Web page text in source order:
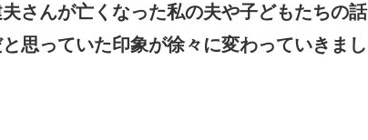
さんが亡くなった私の夫や子どもたちの話
思っていた印象が徐々に変わっていきまし